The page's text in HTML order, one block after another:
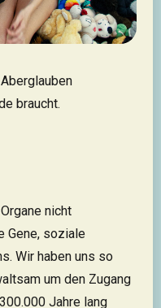
braucht.
nicht
Gene, soziale
Wir haben uns so
um den Zugang
Jahre lang